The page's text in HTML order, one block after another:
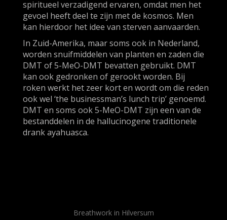
spiritueel verzadigend ervaren, omdat men het
gevoel heeft deel te zijn met de kosmos. Men
kan hierdoor het idee van sterven aanvaarden.
In Zuid-Amerika, maar soms ook in Nederland,
worden snuifmiddelen van planten en zaden die
DMT of 5-MeO-DMT bevatten gebruikt. DMT
kan ook gedronken of gerookt worden. Bij
roken werkt het zeer kort en wordt om die reden
ook wel ‘the businessman’s lunch trip’ genoemd.
DMT en soms ook 5-MeO-DMT zijn een van de
bestanddelen in de hallucinogene traditionele
drank ayahuasca.
Breathwork in Hilversum